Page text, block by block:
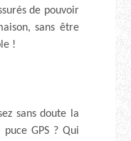
de pouvoir
sans être
!
sans doute la
GPS ? Qui